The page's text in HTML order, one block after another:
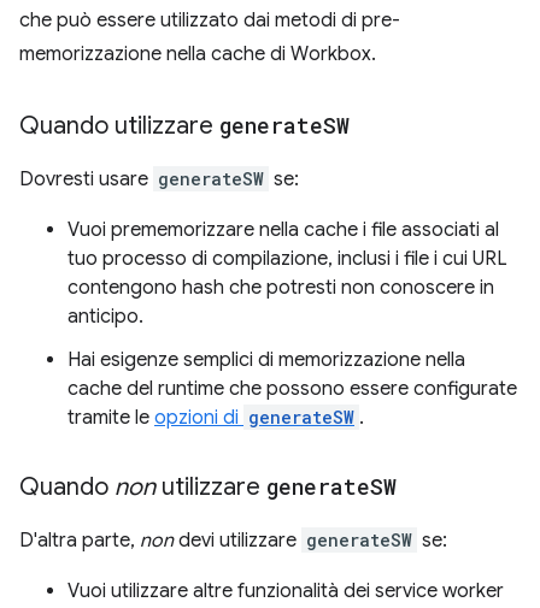
che può essere utilizzato dai metodi di pre-
memorizzazione nella cache di Workbox.
Quando utilizzare generateSW
Dovresti usare generateSW se:
Vuoi prememorizzare nella cache i file associati al
tuo processo di compilazione, inclusi i file i cui URL
contengono hash che potresti non conoscere in
anticipo.
Hai esigenze semplici di memorizzazione nella
cache del runtime che possono essere configurate
tramite le opzioni di generateSW .
Quando nonutilizzare generateSW
D'altra parte, nondevi utilizzare generateSW se:
Vuoi utilizzare altre funzionalità dei service worker